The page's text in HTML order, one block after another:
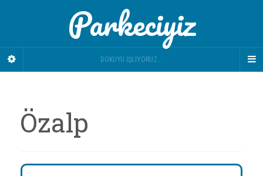
Parkeciyiz
DOKUYU İŞLIYORUZ...
Özalp